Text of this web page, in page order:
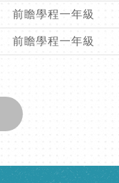
前瞻學程一年級
前瞻學程一年級